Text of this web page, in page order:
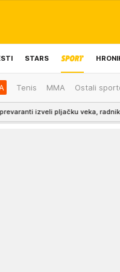
STARS
NEWS IZBOR
Tenis MMA Ostali
pljačku veka, radnik mislio da